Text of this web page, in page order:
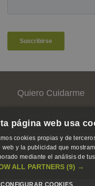
Pie de página
Quiero Cuidarme
Seguros para
Somos activistas
página web usa
cookies propias y de
web y la publicidad que
mediante el análisis de
ALL PARTNERS (9) →
CONFIGURAR COOKIES